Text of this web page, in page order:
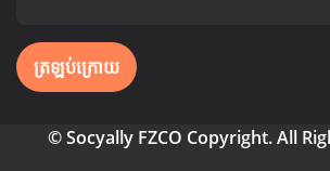
ត្រឡប់ក្រោយ
© Socyally FZCO Copyright. All